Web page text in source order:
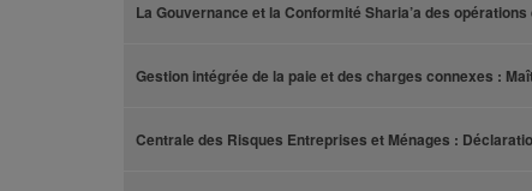
La Gouvernance et la Conformité Sharia’a des
Gestion intégrée de la paie et des charges connexes :
Centrale des Risques Entreprises et Ménages :